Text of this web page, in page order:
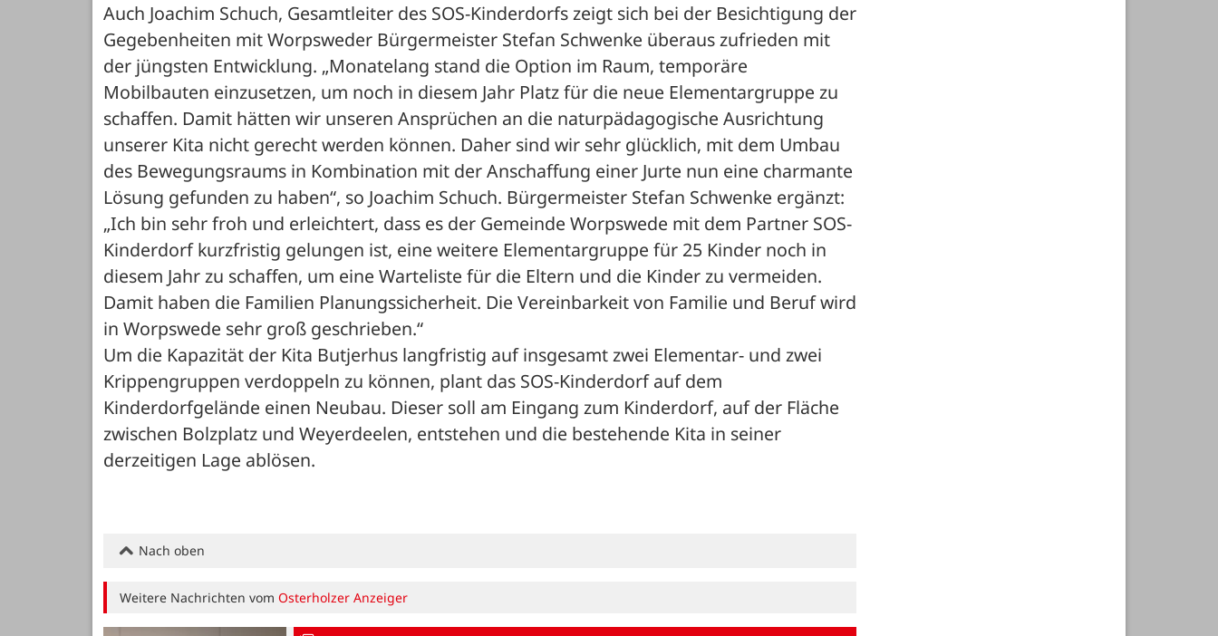
Auch Joachim Schuch, Gesamtleiter des SOS-Kinderdorfs zeigt sich bei der Besichtigung der
Gegebenheiten mit Worpsweder Bürgermeister Stefan Schwenke überaus zufrieden mit
der jüngsten Entwicklung. „Monatelang stand die Option im Raum, temporäre
Mobilbauten einzusetzen, um noch in diesem Jahr Platz für die neue Elementargruppe zu
schaffen. Damit hätten wir unseren Ansprüchen an die naturpädagogische Ausrichtung
unserer Kita nicht gerecht werden können. Daher sind wir sehr glücklich, mit dem Umbau
des Bewegungsraums in Kombination mit der Anschaffung einer Jurte nun eine charmante
Lösung gefunden zu haben“, so Joachim Schuch. Bürgermeister Stefan Schwenke ergänzt:
„Ich bin sehr froh und erleichtert, dass es der Gemeinde Worpswede mit dem Partner SOS-
Kinderdorf kurzfristig gelungen ist, eine weitere Elementargruppe für 25 Kinder noch in
diesem Jahr zu schaffen, um eine Warteliste für die Eltern und die Kinder zu vermeiden.
Damit haben die Familien Planungssicherheit. Die Vereinbarkeit von Familie und Beruf wird
in Worpswede sehr groß geschrieben.“
Um die Kapazität der Kita Butjerhus langfristig auf insgesamt zwei Elementar- und zwei
Krippengruppen verdoppeln zu können, plant das SOS-Kinderdorf auf dem
Kinderdorfgelände einen Neubau. Dieser soll am Eingang zum Kinderdorf, auf der Fläche
zwischen Bolzplatz und Weyerdeelen, entstehen und die bestehende Kita in seiner
derzeitigen Lage ablösen.
Nach oben
Weitere Nachrichten vomOsterholzer Anzeiger